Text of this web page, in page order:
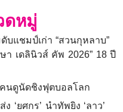
ดหมู่
บแชมป์เก่า “สวนกุหลาบ”
เดลินิวส์ คัพ 2026” 18 ปี
นดูนัดชิงฟุตบอลโลก
‘ยศกร’ นำทัพยิง ‘ลาว’